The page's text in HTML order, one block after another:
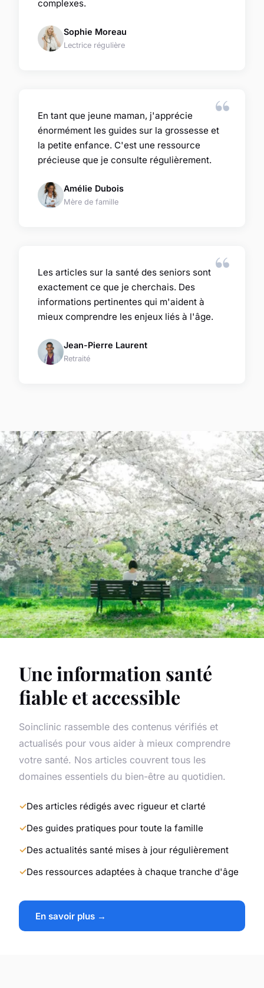
complexes.
Sophie Moreau
Lectrice régulière
En tant que jeune maman, j'apprécie
énormément les guides sur la grossesse et
la petite enfance. C'est une ressource
précieuse que je consulte régulièrement.
Amélie Dubois
Mère de famille
Les articles sur la santé des seniors sont
exactement ce que je cherchais. Des
informations pertinentes qui m'aident à
mieux comprendre les enjeux liés à l'âge.
Jean-Pierre Laurent
Retraité
Une information santé
fiable et accessible
Soinclinic rassemble des contenus vérifiés et
actualisés pour vous aider à mieux comprendre
votre santé. Nos articles couvrent tous les
domaines essentiels du bien-être au quotidien.
Des articles rédigés avec rigueur et clarté
Des guides pratiques pour toute la famille
Des actualités santé mises à jour régulièrement
Des ressources adaptées à chaque tranche d'âge
En savoir plus →